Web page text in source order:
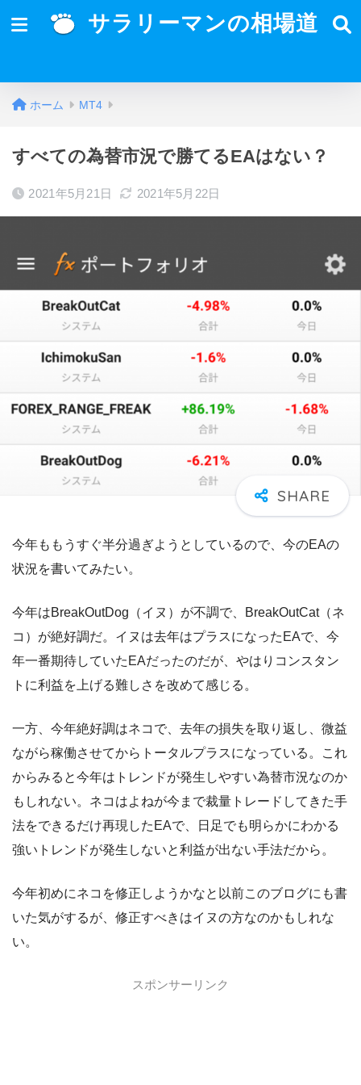
サラリーマンの相場道
ホーム MT4
すべての為替市況で勝てるEAはない？
2021年5月21日 2021年5月22日
今年ももうすぐ半分過ぎようとしているので、今のEAの
状況を書いてみたい。
今年はBreakOutDog（イヌ）が不調で、BreakOutCat（ネ
コ）が絶好調だ。イヌは去年はプラスになったEAで、今
年一番期待していたEAだったのだが、やはりコンスタン
トに利益を上げる難しさを改めて感じる。
一方、今年絶好調はネコで、去年の損失を取り返し、微益
ながら稼働させてからトータルプラスになっている。これ
からみると今年はトレンドが発生しやすい為替市況なのか
もしれない。ネコはよねが今まで裁量トレードしてきた手
法をできるだけ再現したEAで、日足でも明らかにわかる
強いトレンドが発生しないと利益が出ない手法だから。
今年初めにネコを修正しようかなと以前このブログにも書
いた気がするが、修正すべきはイヌの方なのかもしれな
い。
スポンサーリンク